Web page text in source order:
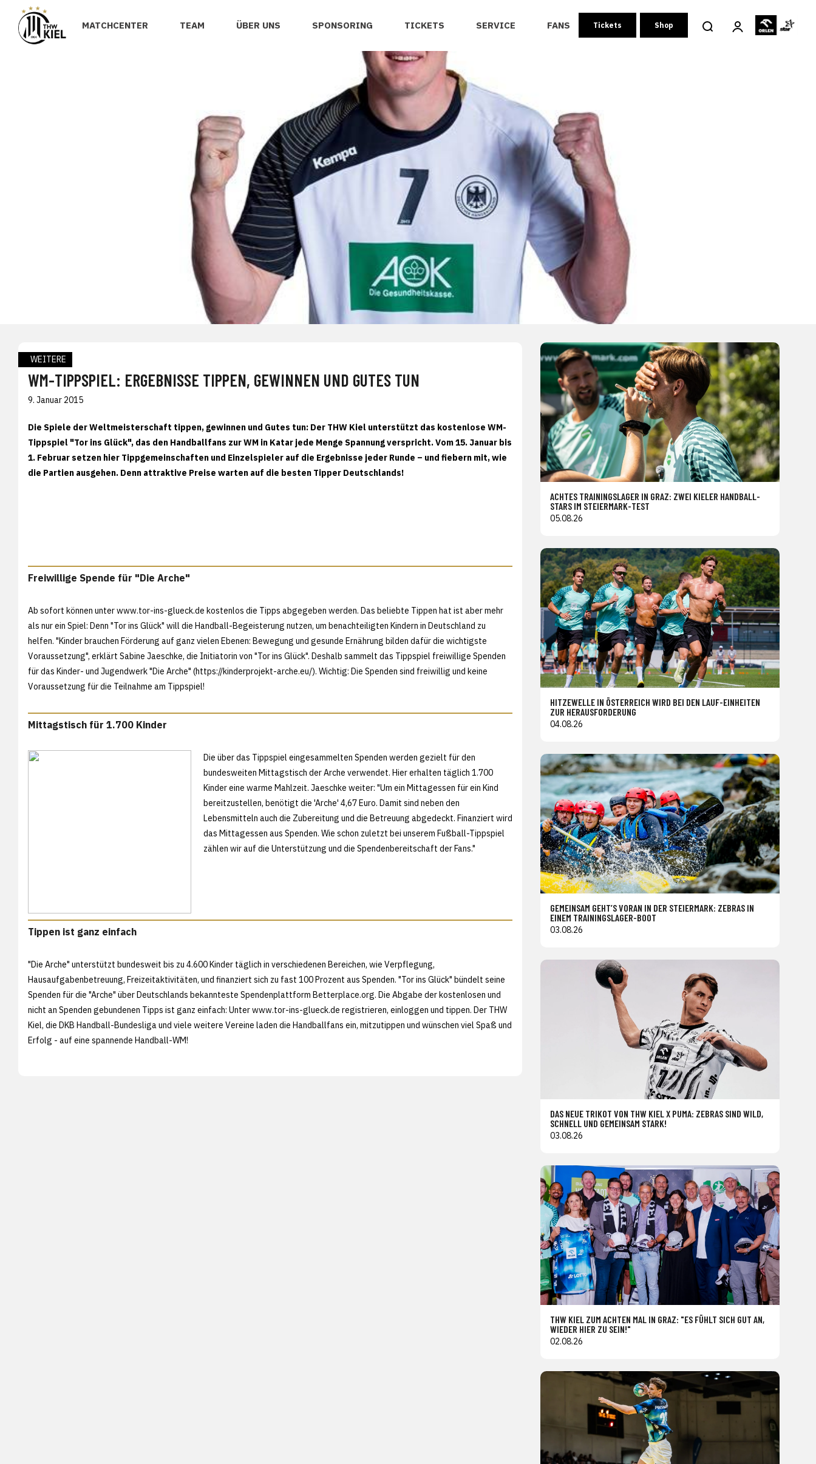
MATCHCENTER TEAM ÜBER UNS SPONSORING TICKETS SERVICE FANS Tickets Shop
WEITERE
WM-TIPPSPIEL: ERGEBNISSE TIPPEN, GEWINNEN UND GUTES TUN
9. Januar 2015
Die Spiele der Weltmeisterschaft tippen, gewinnen und Gutes tun: Der THW Kiel unterstützt das kostenlose WM-
Tippspiel "Tor ins Glück", das den Handballfans zur WM in Katar jede Menge Spannung verspricht. Vom 15. Januar bis
1. Februar setzen hier Tippgemeinschaften und Einzelspieler auf die Ergebnisse jeder Runde – und fiebern mit, wie
die Partien ausgehen. Denn attraktive Preise warten auf die besten Tipper Deutschlands!
Freiwillige Spende für "Die Arche"
Ab sofort können unterwww.tor-ins-glueck.de kostenlos die Tipps abgegeben werden. Das beliebte Tippen hat ist aber mehr
als nur ein Spiel: Denn "Tor ins Glück" will die Handball-Begeisterung nutzen, um benachteiligten Kindern in Deutschland zu
helfen. "Kinder brauchen Förderung auf ganz vielen Ebenen: Bewegung und gesunde Ernährung bilden dafür die wichtigste
Voraussetzung", erklärt Sabine Jaeschke, die Initiatorin von "Tor ins Glück". Deshalb sammelt das Tippspiel freiwillige Spenden
für das Kinder- und Jugendwerk "Die Arche" (https://kinderprojekt-arche.eu/). Wichtig: Die Spenden sind freiwillig und keine
Voraussetzung für die Teilnahme am Tippspiel!
Mittagstisch für 1.700 Kinder
Die über das Tippspiel eingesammelten Spenden werden gezielt für den
bundesweiten Mittagstisch der Arche verwendet. Hier erhalten täglich 1.700
Kinder eine warme Mahlzeit. Jaeschke weiter: "Um ein Mittagessen für ein Kind
bereitzustellen, benötigt die 'Arche' 4,67 Euro. Damit sind neben den
Lebensmitteln auch die Zubereitung und die Betreuung abgedeckt. Finanziert wird
das Mittagessen aus Spenden. Wie schon zuletzt bei unserem Fußball-Tippspiel
zählen wir auf die Unterstützung und die Spendenbereitschaft der Fans."
Tippen ist ganz einfach
"Die Arche" unterstützt bundesweit bis zu 4.600 Kinder täglich in verschiedenen Bereichen, wie Verpflegung,
Hausaufgabenbetreuung, Freizeitaktivitäten, und finanziert sich zu fast 100 Prozent aus Spenden. "Tor ins Glück" bündelt seine
Spenden für die "Arche" über Deutschlands bekannteste Spendenplattform Betterplace.org. Die Abgabe der kostenlosen und
nicht an Spenden gebundenen Tipps ist ganz einfach: Unterwww.tor-ins-glueck.de registrieren, einloggen und tippen. Der THW
Kiel, die DKB Handball-Bundesliga und viele weitere Vereine laden die Handballfans ein, mitzutippen und wünschen viel Spaß und
Erfolg - auf eine spannende Handball-WM!
ACHTES TRAININGSLAGER IN GRAZ: ZWEI KIELER HANDBALL-
STARS IM STEIERMARK-TEST
05.08.26
HITZEWELLE IN ÖSTERREICH WIRD BEI DEN LAUF-EINHEITEN
ZUR HERAUSFORDERUNG
04.08.26
GEMEINSAM GEHT’S VORAN IN DER STEIERMARK: ZEBRAS IN
EINEM TRAININGSLAGER-BOOT
03.08.26
DAS NEUE TRIKOT VON THW KIEL X PUMA: ZEBRAS SIND WILD,
SCHNELL UND GEMEINSAM STARK!
03.08.26
THW KIEL ZUM ACHTEN MAL IN GRAZ: "ES FÜHLT SICH GUT AN,
WIEDER HIER ZU SEIN!"
02.08.26